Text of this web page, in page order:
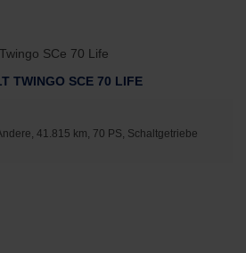
TWINGO SCE 70 LIFE
41.815 km, 70 PS, Schaltgetriebe